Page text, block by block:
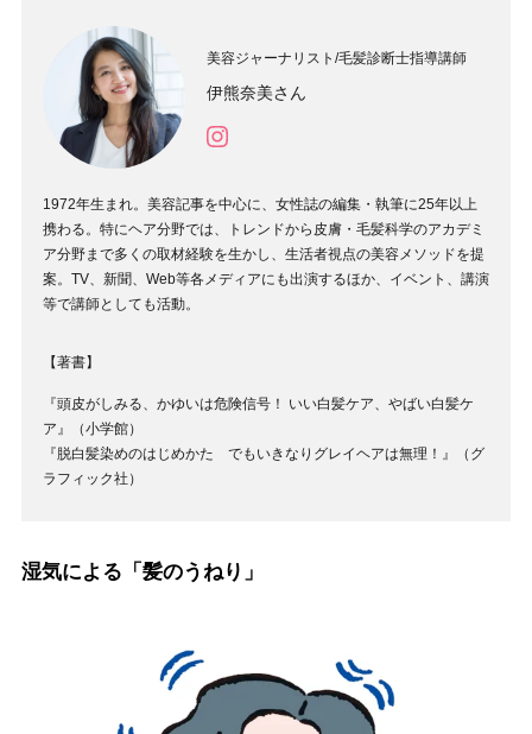
美容ジャーナリスト/毛髪診断士指導講師
伊熊奈美さん
1972年生まれ。美容記事を中心に、女性誌の編集・執筆に25年以上
携わる。特にヘア分野では、トレンドから皮膚・毛髪科学のアカデミ
ア分野まで多くの取材経験を生かし、生活者視点の美容メソッドを提
案。TV、新聞、Web等各メディアにも出演するほか、イベント、講演
等で講師としても活動。
【著書】
『頭皮がしみる、かゆいは危険信号！ いい白髪ケア、やばい白髪ケ
ア』（小学館）
『脱白髪染めのはじめかた でもいきなりグレイヘアは無理！』（グ
ラフィック社）
湿気による「髪のうねり」